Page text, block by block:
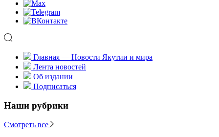
Главная — Новости Якутии и мира
Лента новостей
Об издании
Подписаться
Наши рубрики
Смотреть все